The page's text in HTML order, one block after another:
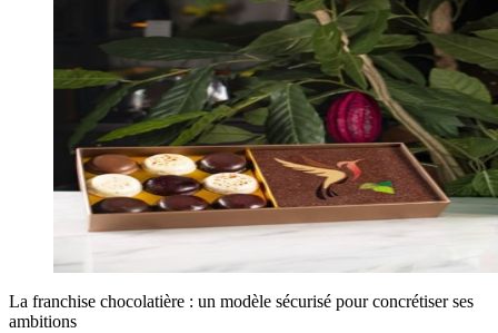
La franchise chocolatière : un modèle sécurisé pour concrétiser ses
ambitions